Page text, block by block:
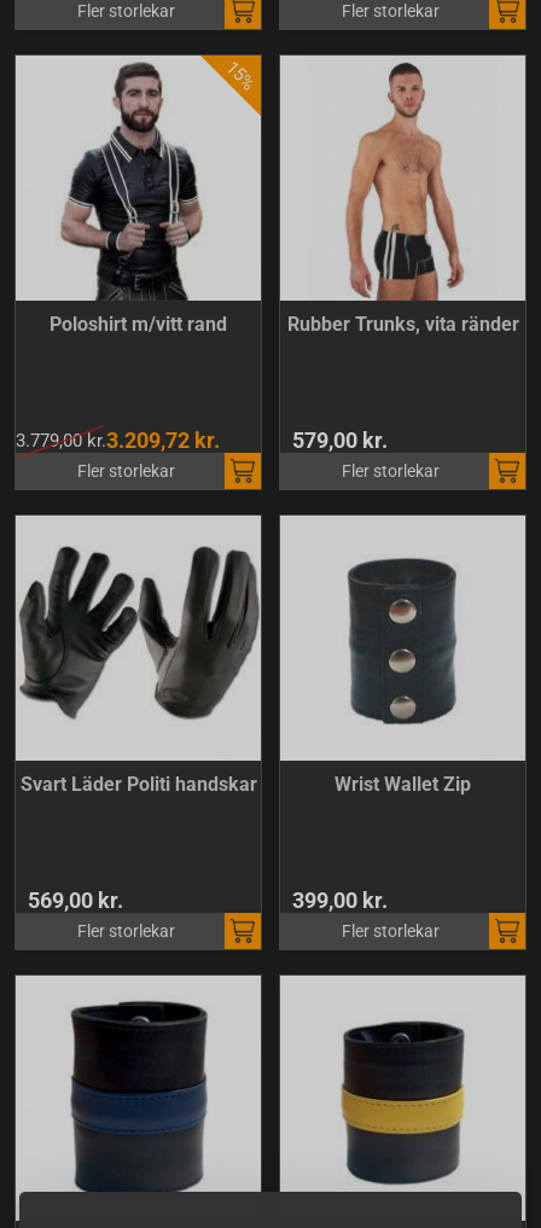
Fler storlekar Fler storlekar
Poloshirt m/vitt rand
3.779,00 kr.3.209,72 kr.
Fler storlekar
Rubber Trunks, vita ränder
579,00 kr.
Fler storlekar
Svart Läder Politi handskar
569,00 kr.
Fler storlekar
Wrist Wallet Zip
399,00 kr.
Fler storlekar